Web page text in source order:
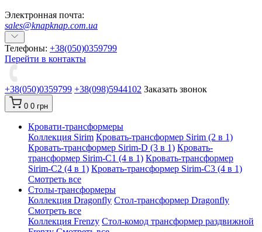
Электронная почта:
sales@knapknap.com.ua
Телефоны: +38(050)0359799
Перейти в контакты
+38(050)0359799 +38(098)5944102 Заказать звонок
0 0 грн
Кровати-трансформеры
Коллекция Sirim Кровать-трансформер Sirim (2 в 1)
Кровать-трансформер Sirim-D (3 в 1) Кровать-
трансформер Sirim-C1 (4 в 1) Кровать-трансформер
Sirim-C2 (4 в 1) Кровать-трансформер Sirim-C3 (4 в 1)
Смотреть все
Cтолы-трансформеры
Коллекция Dragonfly Стол-трансформер Dragonfly
Смотреть все
Коллекция Frenzy Стол-комод трансформер раздвижной